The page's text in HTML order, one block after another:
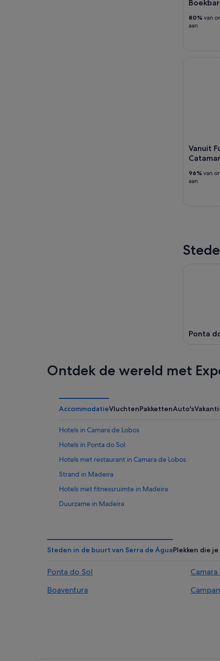
80% van
aan
Vanuit
96% van
aan
Ponta
Ontdek de wereld met
AccommodatieVluchtenPakkettenAuto's
Hotels in Camara de Lobos
Hotels in Ponta do Sol
Hotels met restaurant in Camara de Lobos
Strand in Madeira
Hotels met fitnessruimte in Madeira
Duurzame in Madeira
Lhbtq-Vriendelijke in Madeira
Hotels met uitzicht op zee in Madeira
Spa in Madeira
Steden in de buurt van Serra de ÁguaPlekken die
Ponta do Sol
Boaventura